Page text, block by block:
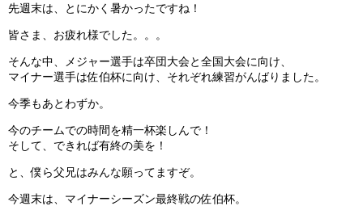
ガンバレ！広島西ブログ
「体験」「見学」お申し込み／その他お問合わせ
寄付のお願い
質問コーナー Ｑ＆Ａ
リトルリーグについて
先週末は、とにかく暑かったですね！
皆さま、お疲れ様でした。。。
そんな中、メジャー選手は卒団大会と全国大会に向け、
マイナー選手は佐伯杯に向け、それぞれ練習がんばりました。
今季もあとわずか。
今のチームでの時間を精一杯楽しんで！
そして、できれば有終の美を！
と、僕ら父兄はみんな願ってますぞ。
今週末は、マイナーシーズン最終戦の佐伯杯。